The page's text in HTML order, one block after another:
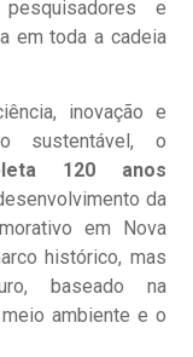
e
em toda a cadeia
inovação e
sustentável, o
120 anos
da
em Nova
histórico, mas
baseado na
ambiente e o